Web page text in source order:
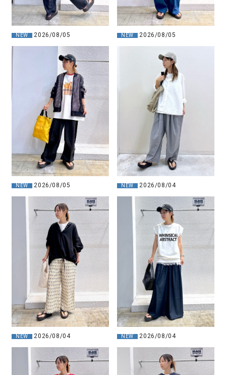
NEW 2026/08/05 NEW 2026/08/05
NEW 2026/08/05 NEW 2026/08/04
NEW 2026/08/04 NEW 2026/08/04